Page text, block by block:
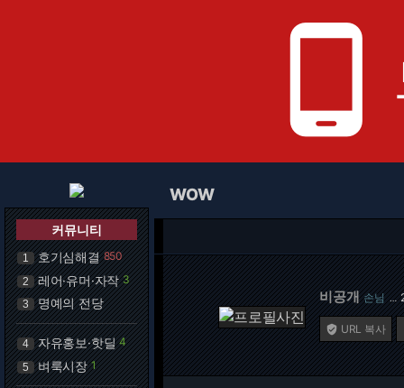
phone_android
커뮤니티
1 호기심해결 850
2 레어·유머·자작 3
3 명예의 전당
4 자유홍보·핫딜 4
5 벼룩시장 1
WOW
비공개 손님 …
 URL 복사